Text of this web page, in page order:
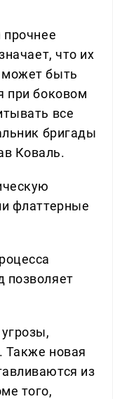
прочнее
что их
может быть
при боковом
все
бригады
Коваль.
флаттерные
позволяет
Также новая
из
того,